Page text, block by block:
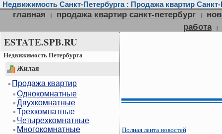
Недвижимость Санкт-Петербурга : Продажа квартир
главная | продажа квартир санкт-петербург |
работа
|
ESTATE.SPB.RU
Недвижимость Петербурга
Жилая
Продажа квартир
Однокомнатные
Двухкомнатные
Трехкомнатные
Четырехкомнатные
Многокомнатные
Полная лента новостей